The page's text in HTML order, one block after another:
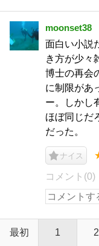
moonset38
面白い小説
き方が少々
博士の再会
に制限があ
ー。しかし
ほぼ同じだ
だった。
ナイス
コメント(0)
最初 1 2